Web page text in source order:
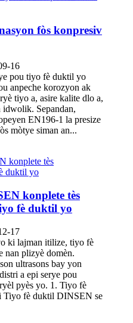
fòs konpresiv
16
pou tiyo fè duktil yo
anpeche korozyon ak
tiyo a, asire kalite dlo a,
Sepandan,
EN196-1 la presize
mòtye siman an...
konplete tès
fè duktil yo
17
ki lajman itilize, tiyo fè
plizyè domèn.
ultrasons bay yon
a epi serye pou
pyès yo. 1. Tiyo fè
Tiyo fè duktil DINSEN se